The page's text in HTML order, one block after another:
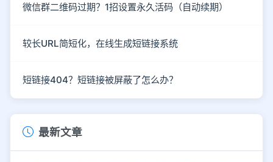
微信群二维码过期？1招设置永久活码（自动续期）
较长URL简短化，在线生成短链接系统
短链接404？短链接被屏蔽了怎么办？
最新文章